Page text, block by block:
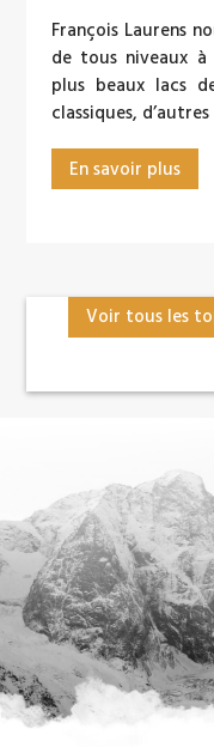
François Laurens
de tous niveaux
plus beaux lacs
classiques,
En savoir plus
Voir tous les